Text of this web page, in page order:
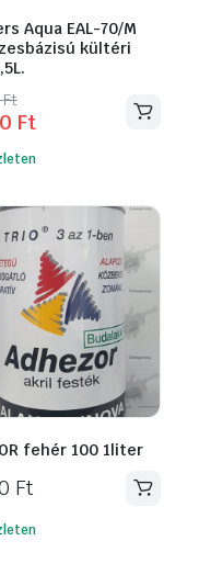
Aqua EAL-70/M
kültéri
Ft
Ft
fehér 100 1liter
Ft